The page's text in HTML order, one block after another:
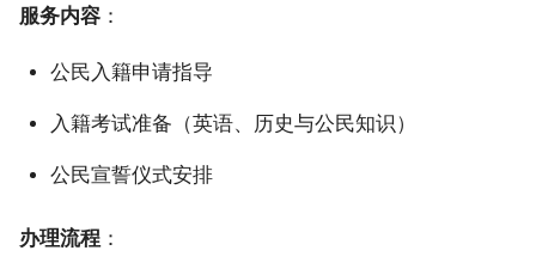
服务内容 ：
公民入籍申请指导
入籍考试准备（英语、历史与公民知识）
公民宣誓仪式安排
办理流程 ：